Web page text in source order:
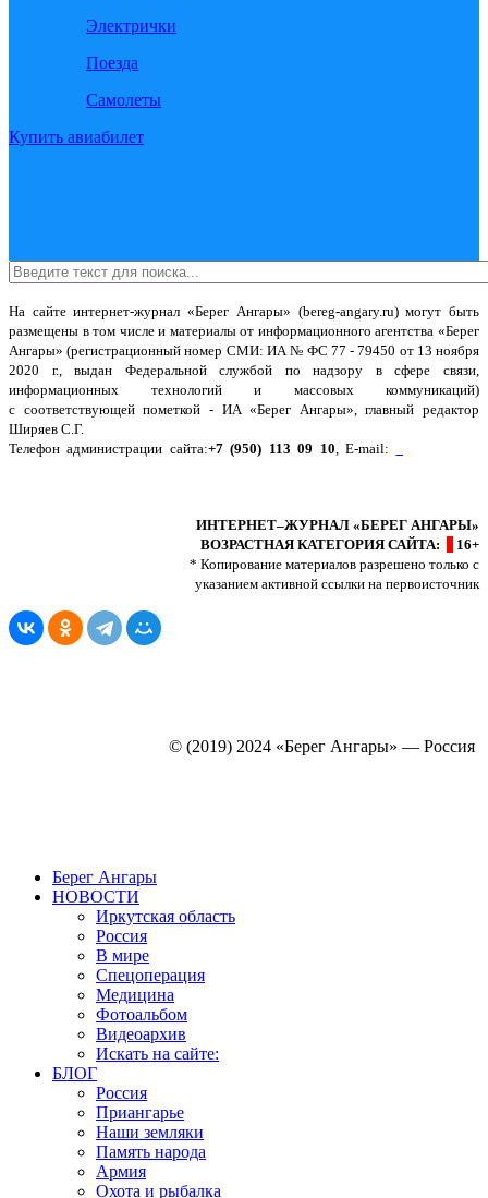
Электрички
Поезда
Самолеты
Купить авиабилет
На сайте интернет-журнал«Берег Ангары» (bereg-angary.ru) могут быть
размещены в том числеи материалы от информационного агентства «Берег
Ангары» (регистрационный номер СМИ: ИА № ФС 77 - 79450 от 13 ноября
2020 г., выдан Федеральной службой по надзору в сфере связи,
информационных технологий и массовых коммуникаций)
с соответствующей пометкой - ИА «Берег Ангары», главный редактор
Ширяев С.Г.
Телефон администрации сайта:+7 (950) 113 09 10, E-mail:
ИНТЕРНЕТ–ЖУРНАЛ «БЕРЕГ АНГАРЫ»
ВОЗРАСТНАЯ КАТЕГОРИЯ САЙТА:
16+
* Копирование материалов разрешено только с
указанием активной ссылки на первоисточник
© (2019) 2024 «Берег Ангары» — Россия
Берег Ангары
НОВОСТИ
Иркутская область
Россия
В мире
Спецоперация
Медицина
Фотоальбом
Видеоархив
Искать на сайте:
БЛОГ
Россия
Приангарье
Наши земляки
Память народа
Армия
Охота и рыбалка